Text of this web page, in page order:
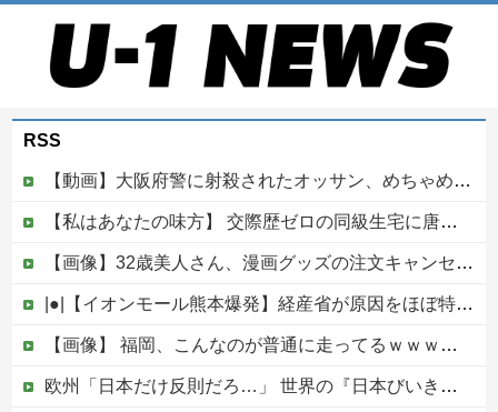
RSS
【動画】大阪府警に射殺されたオッサン、めちゃめちゃ苦しそうに死ぬ
【私はあなたの味方】 交際歴ゼロの同級生宅に唐揚げや文庫本を20回以上届けた24歳女を逮捕
【画像】32歳美人さん、漫画グッズの注文キャンセルを43億円分繰り返しまくり逮捕
|●|【イオンモール熊本爆発】経産省が原因をほぼ特定、全国の大規模施設でガス供給設備の点検要請にまで発展する事態に・・・【PICKUP】
【画像】 福岡、こんなのが普通に走ってるｗｗｗｗｗｗｗｗｗｗｗｗｗｗｗｗｗｗｗｗｗｗｗｗｗｗｗｗｗｗｗｗｗｗｗｗｗｗｗｗ
欧州「日本だけ反則だろ…」 世界の『日本びいき』にヨーロッパ全土から不満の声